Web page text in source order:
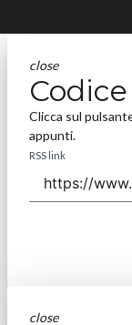
close
Codice
Clicca sul
appunti.
RSS link
close